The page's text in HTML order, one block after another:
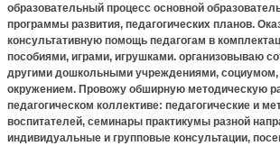
образовательный процесс основной
программы развития, педагогических планов.
консультативную помощь педагогам в
пособиями, играми, игрушками. организовываю
другими дошкольными учреждениями,
окружением. Провожу обширную методическую
педагогическом коллективе: педагогические и
воспитателей, семинары практикумы разной
индивидуальные и групповые консультации,